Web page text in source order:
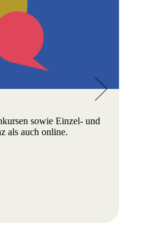
sowie Einzel- und
als auch online.